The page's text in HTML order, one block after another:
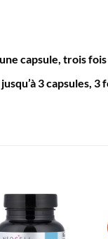
capsule, trois
3 capsules,
Ajouter